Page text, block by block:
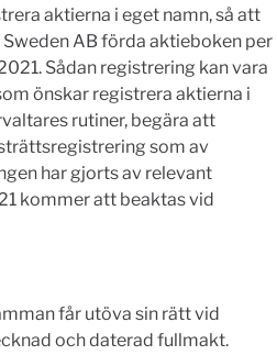
aktierna i eget namn, så att
AB förda aktieboken per
Sådan registrering kan vara
önskar registrera aktierna i
rutiner, begära att
som av
har gjorts av relevant
kommer att beaktas vid
får utöva sin rätt vid
och daterad fullmakt.